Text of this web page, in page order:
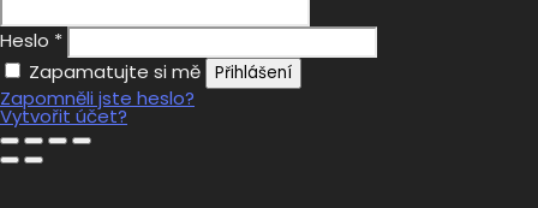
Heslo *
Zapamatujte si mě
Přihlášení
Zapomněli jste heslo?
Vytvořit účet?